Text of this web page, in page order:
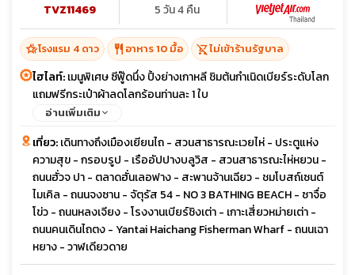
TVZ11469
5 วัน 4 คืน
hotel_classโรงแรม 4 ดาว restaurant อาหาร 10 มื้อ shopping_cart_offไม่เข้าร้านรัฐบาล
ไฮไลท์:เมนูพิเศษ ซีฟู๊ดนึ่ง ปิ้งย่างเกาหลี ชิมต้นกำเนิดเบียร์ระดับโลก
แถมฟรีกระเป๋าผ้าลดโลกร้อนท่านละ 1 ใบ
อ่านเพิ่มเติม
เที่ยว:เดินทางถึงเมืองเยียนไถ - สวนสาธารณะเวยไห่ - ประตูแห่ง
ความสุข - กรอบรูป - เรืออัปปางบลูวิส - สวนสาธารณะไห่หยวน -
ถนนฮั่วจ ปา - ตลาดฮั่นเลอฟาง - สะพานจ้านเฉียว - ชมโบสถ์เซนต์
ไมเคิล - ถนนจงซาน - จัตุรัส 54 - NO 3 BATHING BEACH - ซาจื่อ
โข่ว - ถนนหลงเจียง - โรงงานเบียร์ชิงเต่า - เกาะเสี่ยวหม่ายเต่า -
ถนนคนเดินไถตง - Yantai Haichang Fisherman Wharf - ถนนเฉา
หยาง - วาฬเดียวดาย